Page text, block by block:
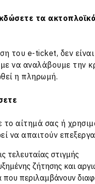
τα
του e-ticket, δεν
να αναλάβουμε την
η πληρωμή.
αίτημά σας ή
να απαιτούν
τελευταίας στιγμής
ζήτησης και
που περιλαμβάνουν